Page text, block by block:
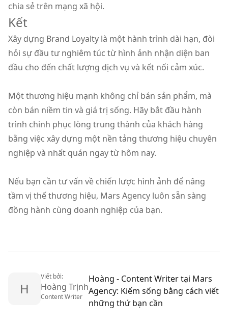
chia sẻ trên mạng xã hội.
Kết
Xây dựng Brand Loyalty là một hành trình dài hạn, đòi
hỏi sự đầu tư nghiêm túc từ hình ảnh nhận diện ban
đầu cho đến chất lượng dịch vụ và kết nối cảm xúc.
Một thương hiệu mạnh không chỉ bán sản phẩm, mà
còn bán niềm tin và giá trị sống. Hãy bắt đầu hành
trình chinh phục lòng trung thành của khách hàng
bằng việc xây dựng một nền tảng thương hiệu chuyên
nghiệp và nhất quán ngay từ hôm nay.
Nếu bạn cần tư vấn về chiến lược hình ảnh để nâng
tầm vị thế thương hiệu, Mars Agency luôn sẵn sàng
đồng hành cùng doanh nghiệp của bạn.
H
Viết bởi:
Hoàng Trịnh
Content Writer
Hoàng - Content Writer tại Mars
Agency: Kiếm sống bằng cách viết
những thứ bạn cần